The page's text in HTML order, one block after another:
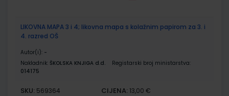
LIKOVNA MAPA 3 i 4; likovna mapa s kolažnim papirom za 3. i
4. razred OŠ
Autor(i): -
Nakladnik: ŠKOLSKA KNJIGA d.d.
Registarski broj ministarstva:
014175
SKU: 569364 CIJENA: 13,00 €